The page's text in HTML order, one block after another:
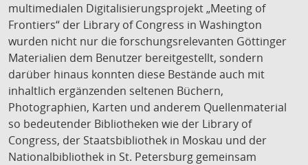
multimedialen Digitalisierungsprojekt „Meeting of
Frontiers“ der Library of Congress in Washington
wurden nicht nur die forschungsrelevanten Göttinger
Materialien dem Benutzer bereitgestellt, sondern
darüber hinaus konnten diese Bestände auch mit
inhaltlich ergänzenden seltenen Büchern,
Photographien, Karten und anderem Quellenmaterial
so bedeutender Bibliotheken wie der Library of
Congress, der Staatsbibliothek in Moskau und der
Nationalbibliothek in St. Petersburg gemeinsam